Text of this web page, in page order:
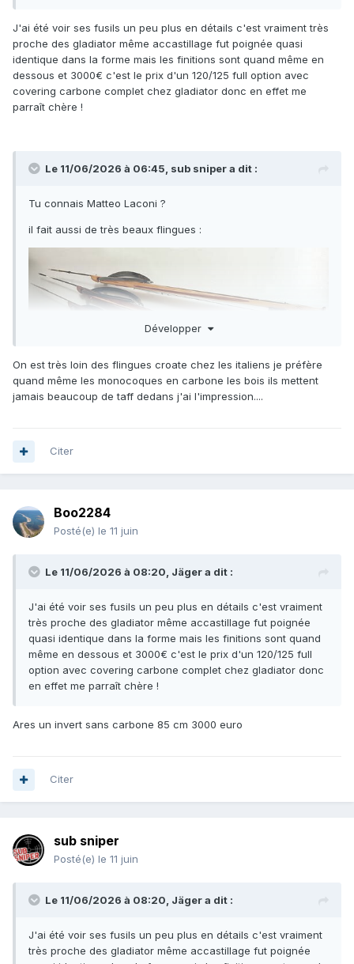
J'ai été voir ses fusils un peu plus en détails c'est vraiment très
proche des gladiator même accastillage fut poignée quasi
identique dans la forme mais les finitions sont quand même en
dessous et 3000€ c'est le prix d'un 120/125 full option avec
covering carbone complet chez gladiator donc en effet me
parraît chère !
Le 11/06/2026 à 06:45, sub snipera dit :
Tu connais Matteo Laconi ?
il fait aussi de très beaux flingues :
Développer
On est très loin des flingues croate chez les italiens je préfère
quand même les monocoques en carbone les bois ils mettent
jamais beaucoup de taff dedans j'ai l'impression....
Citer
Boo2284
Posté(e) le 11 juin
Le 11/06/2026 à 08:20, Jägera dit :
J'ai été voir ses fusils un peu plus en détails c'est vraiment
très proche des gladiator même accastillage fut poignée
quasi identique dans la forme mais les finitions sont quand
même en dessous et 3000€ c'est le prix d'un 120/125 full
option avec covering carbone complet chez gladiator donc
en effet me parraît chère !
Ares un invert sans carbone 85 cm 3000 euro
Citer
sub sniper
Posté(e) le 11 juin
Le 11/06/2026 à 08:20, Jägera dit :
J'ai été voir ses fusils un peu plus en détails c'est vraiment
très proche des gladiator même accastillage fut poignée